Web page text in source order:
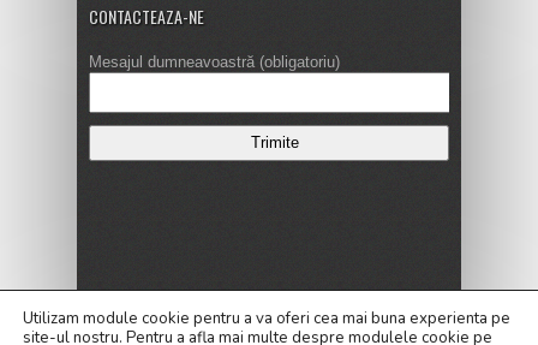
CONTACTEAZA-NE
Mesajul dumneavoastră (obligatoriu)
Copyright © 2016
Utilizam module cookie pentru a va oferi cea mai buna experienta pe
site-ul nostru. Pentru a afla mai multe despre modulele cookie pe